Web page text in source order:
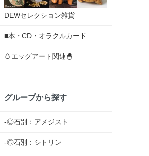
DEWセレクション雑貨
■本・CD・オラクルカード
🥚エッグアート関連🐣
グループから探す
-◎石別：アメジスト
-◎石別：シトリン